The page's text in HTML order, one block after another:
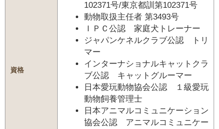
資格
102371号/東京都訓第102371号
動物取扱主任者 第3493号
ＩＰＣ公認 家庭犬トレーナー
ジャパンケネルクラブ公認 トリ
マー
インターナショナルキャットクラ
ブ公認 キャットグルーマー
日本愛玩動物協会公認 １級愛玩
動物飼養管理士
日本アニマルコミュニケーション
協会公認 アニマルコミュニケー